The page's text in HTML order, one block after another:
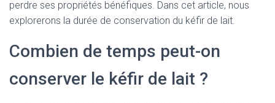
perdre ses propriétés bénéfiques. Dans cet article, nous
explorerons la durée de conservation du kéfir de lait.
Combien de temps peut-on
conserver le kéfir de lait ?